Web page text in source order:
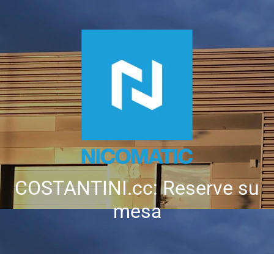
COSTANTINI.cc: Reserve su
mesa